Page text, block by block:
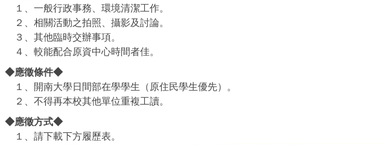
１、 一般行政事務、 環境清潔工作。
２、 相關活動之拍照、攝影及討論。
３、 其他臨時交辦事項。
４、 較能配合原資中心時間者佳。
◆應徵條件◆
１、開南大學日間部在學學生（原住民學生優先）。
２、不得再本校其他單位重複工讀。
◆應徵方式◆
１、請下載下方履歷表。